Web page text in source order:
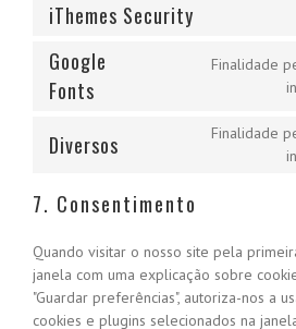
iThemes Security
Google
Fonts
Finalidade
Diversos
Finalidade
7. Consentimento
Quando visitar o nosso site pela
janela com uma explicação sobre
"Guardar preferências", autoriza-nos a
cookies e plugins selecionados na